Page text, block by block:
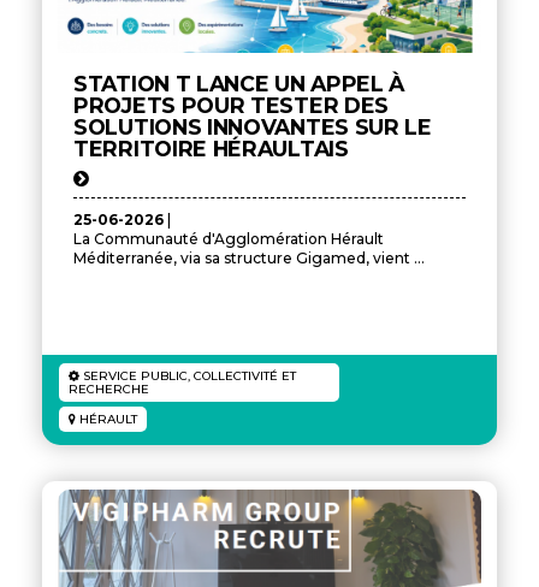
STATION T LANCE UN APPEL À
PROJETS POUR TESTER DES
SOLUTIONS INNOVANTES SUR LE
TERRITOIRE HÉRAULTAIS
25-06-2026
La Communauté d'Agglomération Hérault
Méditerranée, via sa structure Gigamed, vient ...
SERVICE PUBLIC, COLLECTIVITÉ ET
RECHERCHE
HÉRAULT